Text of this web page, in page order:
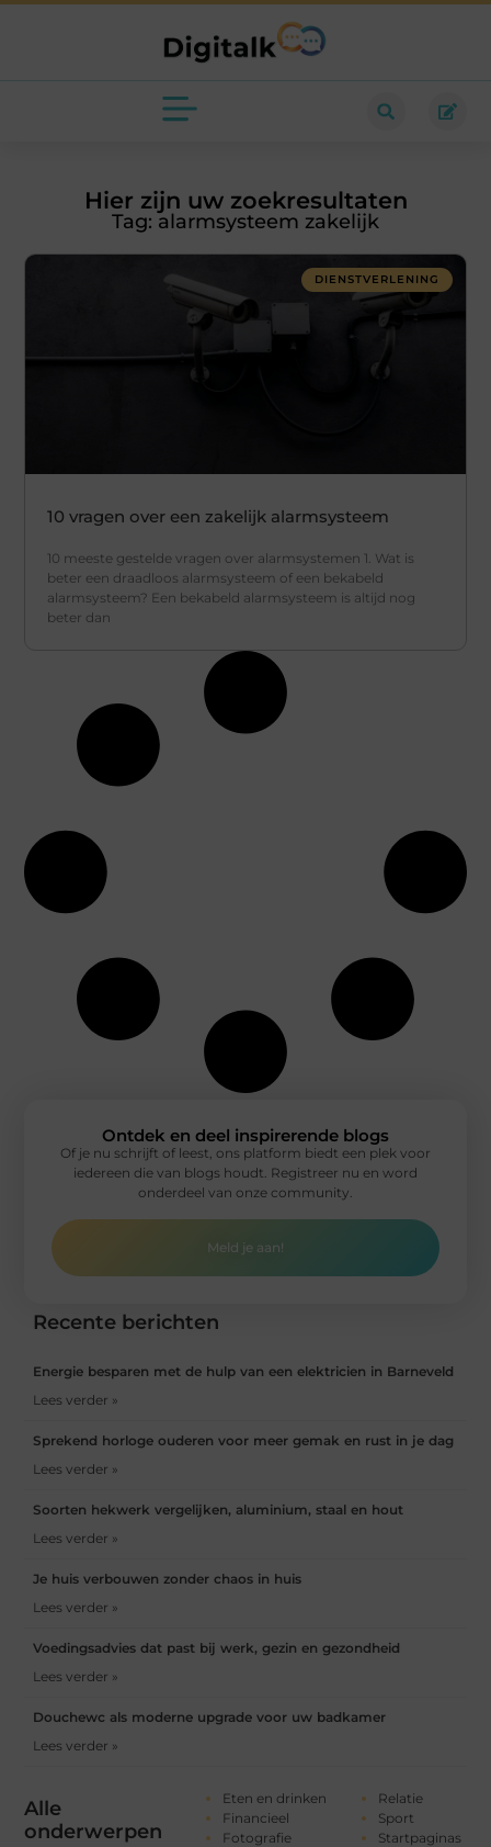
Hier zijn uw zoekresultaten
Tag: alarmsysteem zakelijk
DIENSTVERLENING
10 vragen over een zakelijk alarmsysteem
10 meeste gestelde vragen over alarmsystemen 1. Wat is
beter een draadloos alarmsysteem of een bekabeld
alarmsysteem? Een bekabeld alarmsysteem is altijd nog
beter dan
Alle
onderwerpen
Eten en drinken
Financieel
Fotografie
Relatie
Sport
Startpaginas
Recente berichten
Energie besparen met de hulp van een elektricien in Barneveld
Lees verder »
Sprekend horloge ouderen voor meer gemak en rust in je dag
Lees verder »
Soorten hekwerk vergelijken, aluminium, staal en hout
Lees verder »
Je huis verbouwen zonder chaos in huis
Lees verder »
Voedingsadvies dat past bij werk, gezin en gezondheid
Lees verder »
Douchewc als moderne upgrade voor uw badkamer
Lees verder »
Ontdek en deel inspirerende blogs
Of je nu schrijft of leest, ons platform biedt een plek voor
iedereen die van blogs houdt. Registreer nu en word
onderdeel van onze community.
Meld je aan!